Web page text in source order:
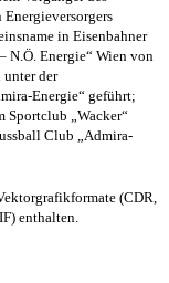
in Eisenbahner
N.Ö. Energie“ Wien von
unter der
Energie“ geführt;
Sportclub „Wacker“
Club „Admira-
(CDR,
enthalten.